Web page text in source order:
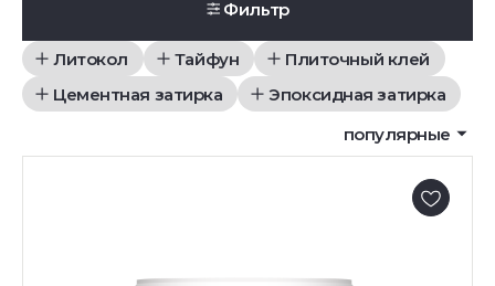
Фильтр
Литокол Тайфун
Плиточный клей
Цементная затирка
Эпоксидная затирка
популярные